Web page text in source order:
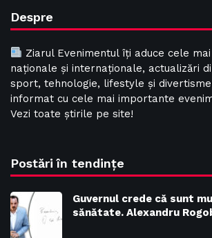
Despre
Ziarul Evenimentul îți aduce cele
naționale și internaționale, actualizări
sport, tehnologie, lifestyle și
informat cu cele mai importante
Vezi toate știrile pe site!
Postări în tendințe
Guvernul crede că sunt
sănătate. Alexandru